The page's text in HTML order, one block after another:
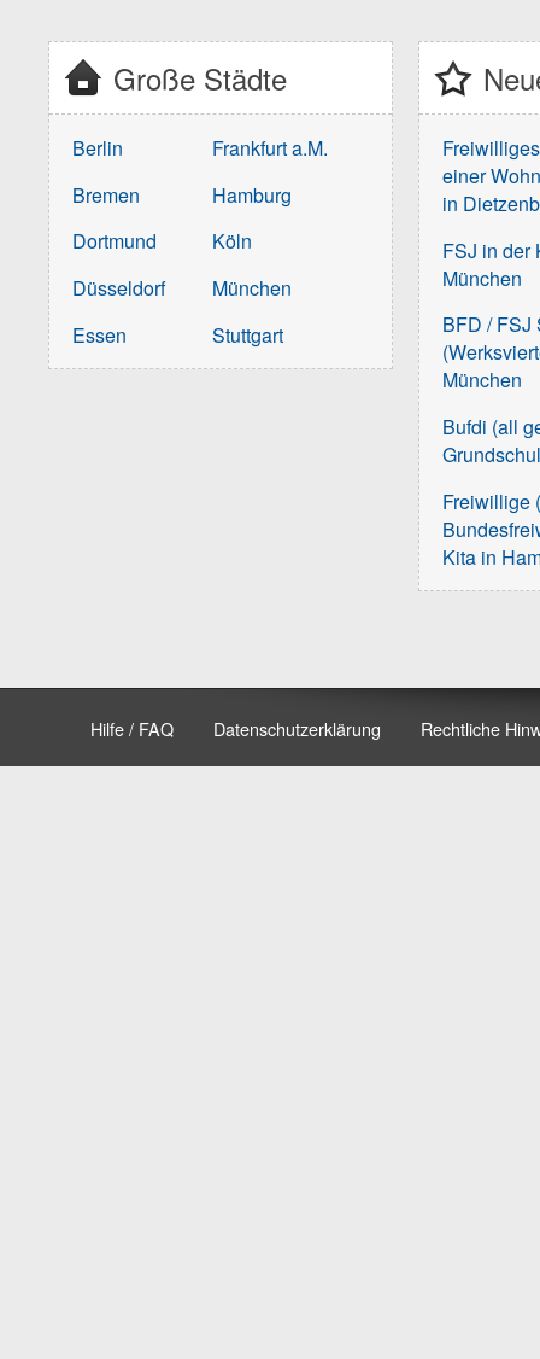
Große Städte
Berlin
Bremen
Dortmund
Düsseldorf
Essen
Frankfurt a.M.
Hamburg
Köln
München
Stuttgart
einer
in
FSJ in der
München
BFD / FSJ
München
Bufdi (all
Freiwillige
Kita in
Hilfe / FAQ Datenschutzerklärung Rechtliche